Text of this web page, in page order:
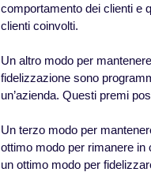
comportamento dei clienti e
clienti coinvolti.
Un altro modo per
fidelizzazione sono
un’azienda. Questi premi
Un terzo modo per
ottimo modo per rimanere in
un ottimo modo per